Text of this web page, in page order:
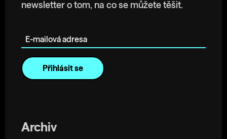
newsletter o tom, na co se můžete těšit.
Archiv